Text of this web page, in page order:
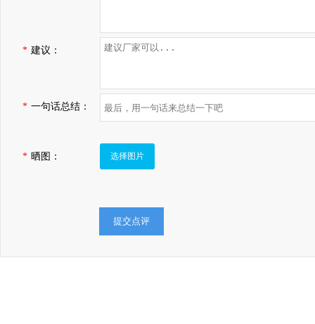
* 建议：
* 一句话总结：
* 晒图： 选择图片